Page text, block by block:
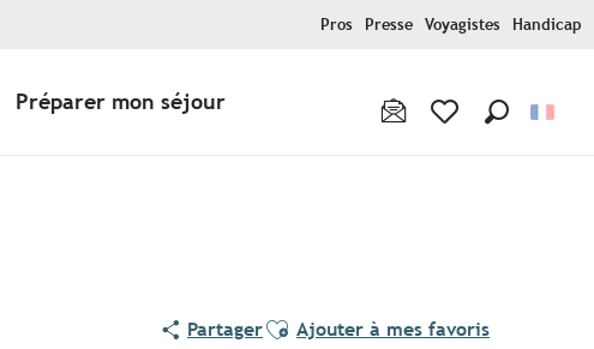
Pros Presse Voyagistes Handicap
Préparer mon séjour
PartagerAjouter aux favoris
Ajouter à mes favoris